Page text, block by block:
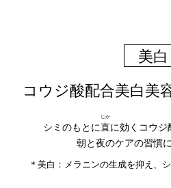
美白
コウジ酸配合美白美
シミのもとに直
じか
に効くコウジ
朝と夜のケアの習慣
＊美白：メラニンの生成を抑え、